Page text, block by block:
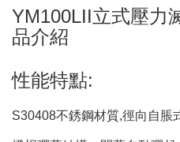
YM100LII立式壓力
品介紹
性能特點:
S30408不銹鋼材質,徑向自脹